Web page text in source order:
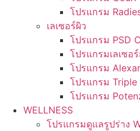
โปรแกรม
เลเซอร์ผิว
โปรแกรม PSD
โปรแกรมเลเซอ
โปรแกรม
โปรแกรม Triple
โปรแกรม
WELLNESS
โปรแกรมดูแลรูปร่าง